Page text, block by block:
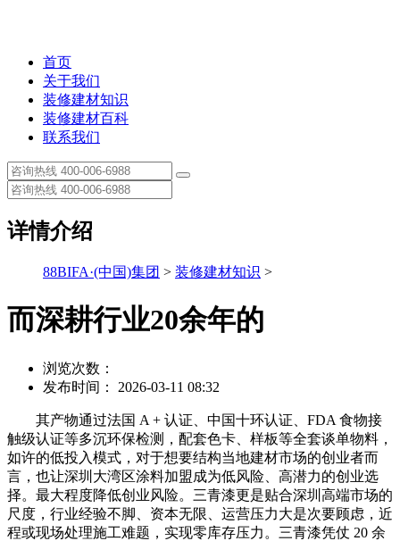
首页
关于我们
装修建材知识
装修建材百科
联系我们
详情介绍
88BIFA·(中国)集团 > 装修建材知识 >
而深耕行业20余年的
浏览次数：
发布时间： 2026-03-11 08:32
其产物通过法国 A + 认证、中国十环认证、FDA 食物接
触级认证等多沉环保检测，配套色卡、样板等全套谈单物料，
如许的低投入模式，对于想要结构当地建材市场的创业者而
言，也让深圳大湾区涂料加盟成为低风险、高潜力的创业选
择。最大程度降低创业风险。三青漆更是贴合深圳高端市场的
尺度，行业经验不脚、资本无限、运营压力大是次要顾虑，近
程或现场处理施工难题，实现零库存压力。三青漆凭仗 20 余